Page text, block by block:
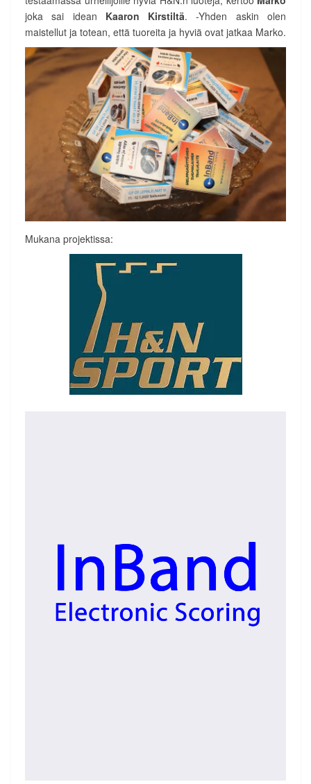
joka sai idean Kaaron Kirstiltä. -Yhden askin olen
maistellut ja totean, että tuoreita ja hyviä ovat jatkaa Marko.
Mukana projektissa: